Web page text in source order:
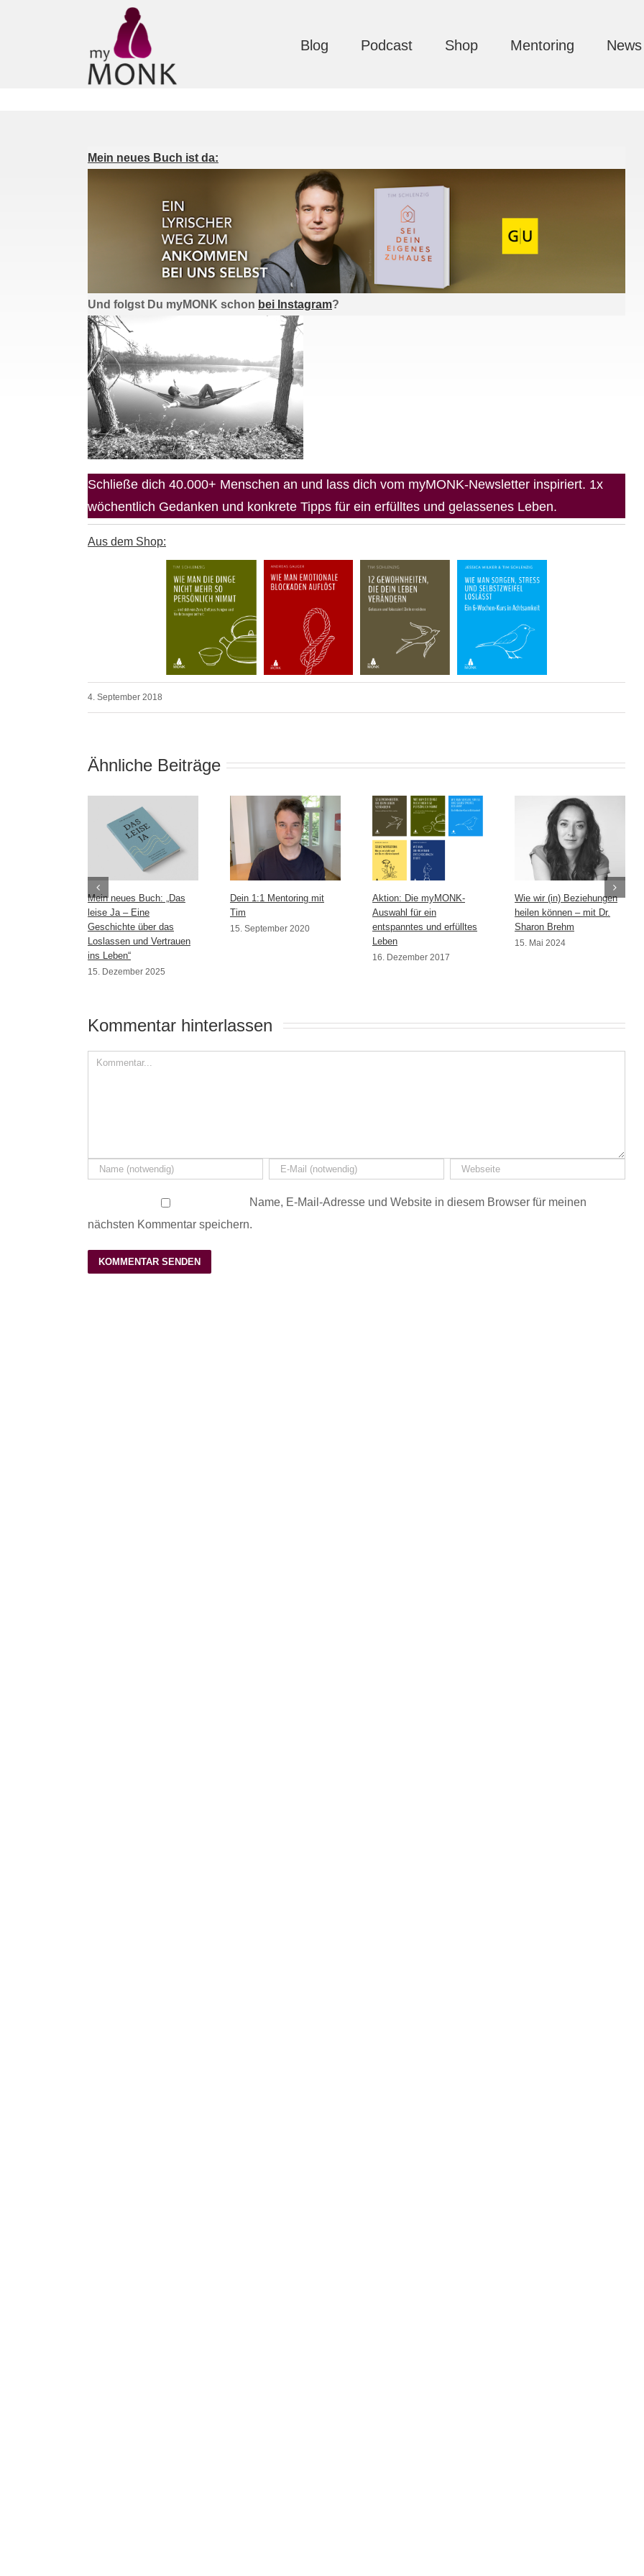
Blog Podcast Shop Mentoring News
Mein neues Buch ist da:
Und folgst Du myMONK schon bei Instagram?
Schließe dich 40.000+ Menschen an und lass dich vom myMONK-Newsletter inspiriert. 1x
wöchentlich Gedanken und konkrete Tipps für ein erfülltes und gelassenes Leben.
Aus dem Shop:
4. September 2018
Ähnliche Beiträge
Mein neues Buch: „Das
leise Ja – Eine
Geschichte über das
Loslassen und Vertrauen
ins Leben“
15. Dezember 2025
Dein 1:1 Mentoring mit
Tim
15. September 2020
Aktion: Die myMONK-
Auswahl für ein
entspanntes und erfülltes
Leben
16. Dezember 2017
Wie wir (in) Beziehungen
heilen können – mit Dr.
Sharon Brehm
15. Mai 2024
Kommentar hinterlassen
Name, E-Mail-Adresse und Website in diesem Browser für meinen
nächsten Kommentar speichern.